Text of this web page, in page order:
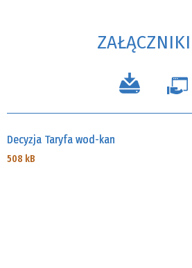
Decyzja Taryfa wod-kan
508 kB